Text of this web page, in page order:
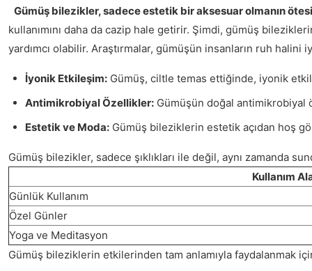
Gümüş bilezikler, sadece estetik bir aksesuar olmanın
kullanımını daha da cazip hale getirir. Şimdi, gümüş
yardımcı olabilir. Araştırmalar, gümüşün insanların ruh
İyonik Etkileşim: Gümüş, ciltle temas ettiğinde, iyonik
Antimikrobiyal Özellikler: Gümüşün doğal antimikrobiyal
Estetik ve Moda: Gümüş bileziklerin estetik açıdan hoş
Gümüş bilezikler, sadece şıklıkları ile değil, aynı zamanda
Kullanım
Günlük Kullanım
Özel Günler
Yoga ve Meditasyon
Gümüş bileziklerin etkilerinden tam anlamıyla faydalanmak